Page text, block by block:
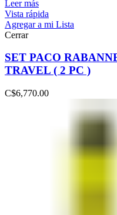
Leer más
Vista rápida
Agregar a mi Lista
Cerrar
SET PACO
TRAVEL ( 2 PC )
C$6,770.00